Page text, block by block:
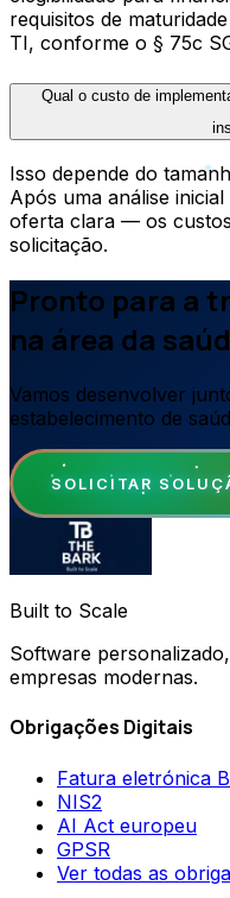
requisitos de
TI, conforme o § 75c
Qual o custo de
Isso depende do
Após uma análise
oferta clara — os
solicitação.
Pronto para a
na área da
Vamos desenvolver
estabelecimento de
SOLICITAR
Built to Scale
Software
empresas modernas.
Obrigações Digitais
Fatura eletrónica
NIS2
AI Act europeu
GPSR
Ver todas as